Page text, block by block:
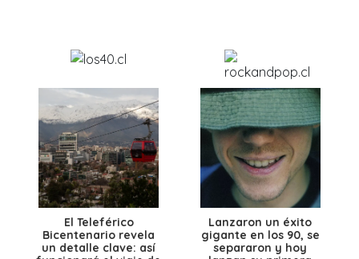
El Teleférico
Bicentenario revela
un detalle clave: así
Lanzaron un éxito
gigante en los 90, se
separaron y hoy